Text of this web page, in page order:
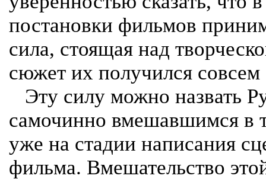
постановки фильмов
сила, стоящая над
сюжет их получился
Эту силу можно назвать
самочинно вмешавшимся в
уже на стадии написания
фильма. Вмешательство